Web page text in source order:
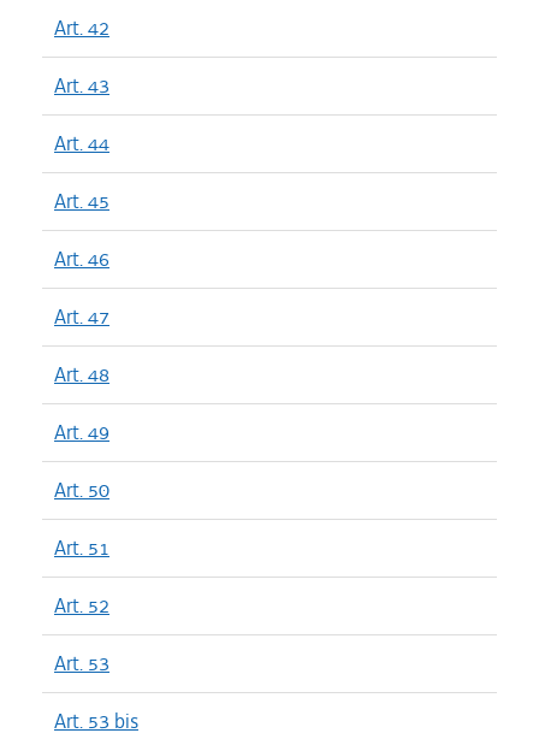
Art. 42
Art. 43
Art. 44
Art. 45
Art. 46
Art. 47
Art. 48
Art. 49
Art. 50
Art. 51
Art. 52
Art. 53
Art. 53 bis